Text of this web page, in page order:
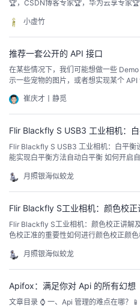
🏆，CSDN博客专家🏆，华为云享专家
小虚竹
推荐一套公开的 API 接口
在某些情况下，我们可能想做一些
示一些宠物的图片，或者想实现某个
麻烦，但准备数据、编写...
崔庆才丨静觅
Flir Blackfly S USB3 工业相机：
Flir Blackfly S USB3 工业相机：白平衡设置方法 白平衡基本概
能实现白平衡方法自动白平衡 如何开启自动白平衡通过SpinView 设置自动白平
月照银海似蛟龙
Flir Blackfly S工业相机：颜色校
Flir Blackfly S工业相机：颜色校正讲解及配置与代
色校正准的重要性如何进行颜色校正颜色校正和白
月照银海似蛟龙
Apifox：满足你对 Api 的所有幻想
文章目录 ⌚️ 一、Api 管理的难点在哪？📱 二、Apifox 是什么？💿 三、接口设计